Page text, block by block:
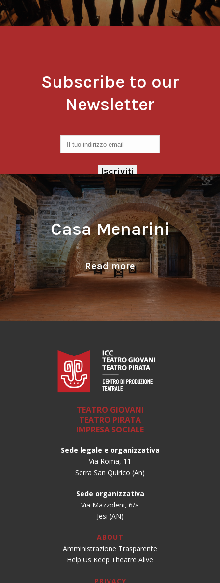
Subscribe to our
Newsletter
Casa Menarini
Read more
TEATRO GIOVANI
TEATRO PIRATA
IMPRESA SOCIALE
Sede legale e organizzativa
Via Roma, 11
Serra San Quirico (An)
Sede organizzativa
Via Mazzoleni, 6/a
Jesi (AN)
ABOUT
Amministrazione Trasparente
Help Us Keep Theatre Alive
PRIVACY